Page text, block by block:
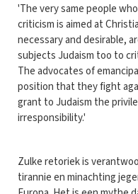
'The very same people
criticism is aimed at
necessary and desirable,
subjects Judaism too to
The advocates of
position that they fight
grant to Judaism the
irresponsibility.'
Zulke retoriek is
tirannie en minachting